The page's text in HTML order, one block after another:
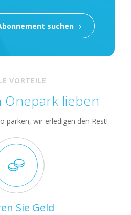
suchen
VORTEILE
Onepark lieben
parken, wir erledigen den Rest!
Sie Geld